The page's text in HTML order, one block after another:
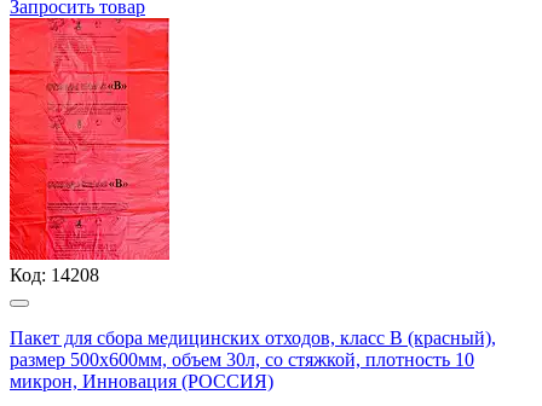
Запросить товар
Код: 14208
Пакет для сбора медицинских отходов, класс В (красный),
размер 500х600мм, объем 30л, со стяжкой, плотность 10
микрон, Инновация (РОССИЯ)